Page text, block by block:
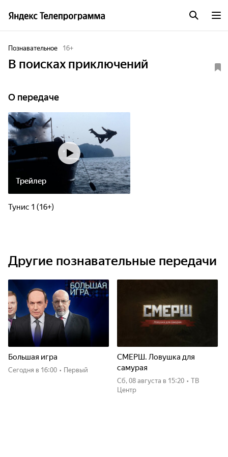
Познавательное 16+
В поисках приключений
О передаче
Трейлер
Тунис 1 (16+)
Другие познавательные передачи
Большая игра
Сегодня в 16:00 • Первый
СМЕРШ. Ловушка для
самурая
сб, 08 августа в 15:20 • ТВ
Центр